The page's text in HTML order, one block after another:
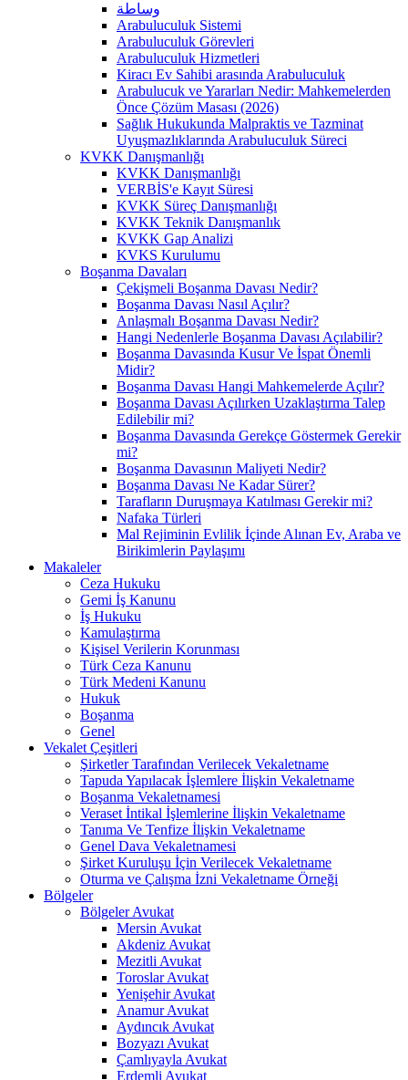
وساطة
Arabuluculuk Sistemi
Arabuluculuk Görevleri
Arabuluculuk Hizmetleri
Kiracı Ev Sahibi arasında Arabuluculuk
Arabulucuk ve Yararları Nedir: Mahkemelerden
Önce Çözüm Masası (2026)
Sağlık Hukukunda Malpraktis ve Tazminat
Uyuşmazlıklarında Arabuluculuk Süreci
KVKK Danışmanlığı
KVKK Danışmanlığı
VERBİS'e Kayıt Süresi
KVKK Süreç Danışmanlığı
KVKK Teknik Danışmanlık
KVKK Gap Analizi
KVKS Kurulumu
Boşanma Davaları
Çekişmeli Boşanma Davası Nedir?
Boşanma Davası Nasıl Açılır?
Anlaşmalı Boşanma Davası Nedir?
Hangi Nedenlerle Boşanma Davası Açılabilir?
Boşanma Davasında Kusur Ve İspat Önemli
Midir?
Boşanma Davası Hangi Mahkemelerde Açılır?
Boşanma Davası Açılırken Uzaklaştırma Talep
Edilebilir mi?
Boşanma Davasında Gerekçe Göstermek Gerekir
mi?
Boşanma Davasının Maliyeti Nedir?
Boşanma Davası Ne Kadar Sürer?
Tarafların Duruşmaya Katılması Gerekir mi?
Nafaka Türleri
Mal Rejiminin Evlilik İçinde Alınan Ev, Araba ve
Birikimlerin Paylaşımı
Makaleler
Ceza Hukuku
Gemi İş Kanunu
İş Hukuku
Kamulaştırma
Kişisel Verilerin Korunması
Türk Ceza Kanunu
Türk Medeni Kanunu
Hukuk
Boşanma
Genel
Vekalet Çeşitleri
Şirketler Tarafından Verilecek Vekaletname
Tapuda Yapılacak İşlemlere İlişkin Vekaletname
Boşanma Vekaletnamesi
Veraset İntikal İşlemlerine İlişkin Vekaletname
Tanıma Ve Tenfize İlişkin Vekaletname
Genel Dava Vekaletnamesi
Şirket Kuruluşu İçin Verilecek Vekaletname
Oturma ve Çalışma İzni Vekaletname Örneği
Bölgeler
Bölgeler Avukat
Mersin Avukat
Akdeniz Avukat
Mezitli Avukat
Toroslar Avukat
Yenişehir Avukat
Anamur Avukat
Aydıncık Avukat
Bozyazı Avukat
Çamlıyayla Avukat
Erdemli Avukat